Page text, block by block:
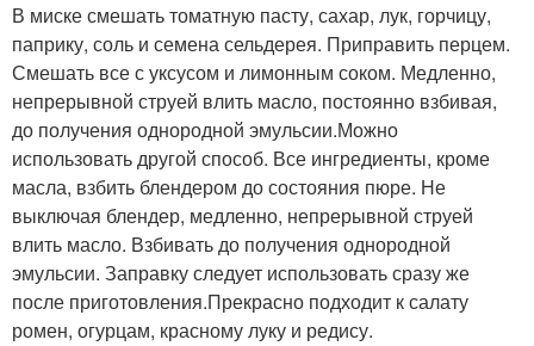
В миске смешать томатную пасту, сахар, лук, горчицу,
паприку, соль и семена сельдерея. Приправить перцем.
Смешать все с уксусом и лимонным соком. Медленно,
непрерывной струей влить масло, постоянно взбивая,
до получения однородной эмульсии.Можно
использовать другой способ. Все ингредиенты, кроме
масла, взбить блендером до состояния пюре. Не
выключая блендер, медленно, непрерывной струей
влить масло. Взбивать до получения однородной
эмульсии. Заправку следует использовать сразу же
после приготовления.Прекрасно подходит к салату
ромен, огурцам, красному луку и редису.